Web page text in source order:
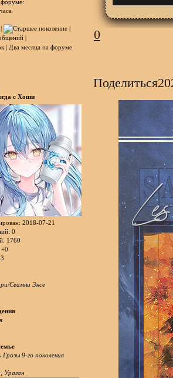
форуме:
0
Поделиться
с Хоши
: 2018-07-21
0
1760
+0
Сеамни Энсе
Грозы 9-го поколения
Ураган